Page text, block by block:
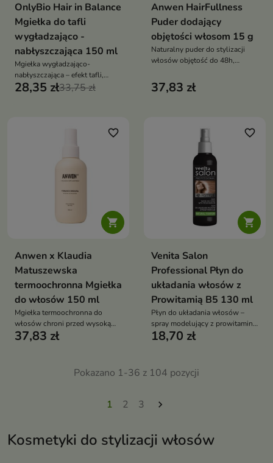
Kosmetyki do stylizacji włosów
OnlyBio Hair in Balance
Mgiełka do tafli
wygładzająco -
nabłyszczająca 150 ml
Mgiełka wygładzająco-
nabłyszczająca – efekt tafli,
ochrona termiczna, oleje jojoba,
28,35 zł33,75 zł
Anwen HairFullness
Puder dodający
objętości włosom 15 g
Naturalny puder do stylizacji
włosów objętość do 48h,
zagęszczenie, przedłużona
świeżość, 100% naturalny skład
37,83 zł

favorite_border
Anwen x Klaudia
Matuszewska
termoochronna Mgiełka
do włosów 150 ml
Mgiełka termoochronna do
włosów chroni przed wysoką
temperaturą, wzmacnia strukturę
37,83 zł

favorite_border
Venita Salon
Professional Płyn do
układania włosów z
Prowitamią B5 130 ml
Płyn do układania włosów –
spray modelujący z prowitaminą
B5, elastyczne utrwalenie
stylizacja w domu
18,70 zł
Pokazano 1-36 z 104 pozycji
1 2 3 